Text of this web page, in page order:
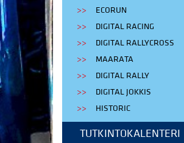
ECORUN
DIGITAL RACING
DIGITAL RALLYCROSS
MAARATA
DIGITAL RALLY
DIGITAL JOKKIS
HISTORIC
TUTKINTOKALENTERI